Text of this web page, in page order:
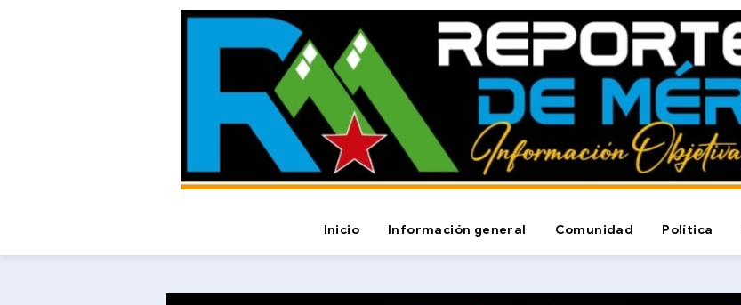
Inicio Información general Comunidad Política